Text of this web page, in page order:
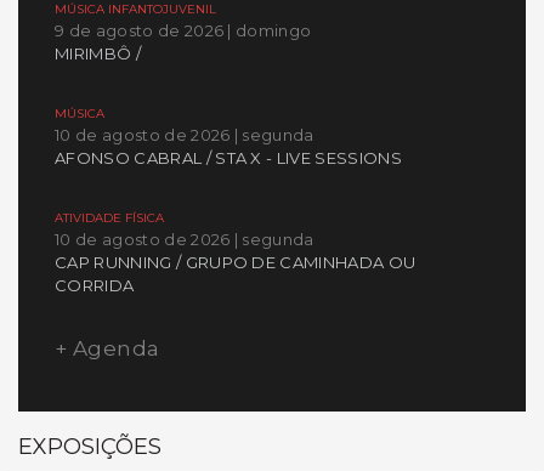
MÚSICA INFANTOJUVENIL
9 de agosto de 2026 | domingo
MIRIMBÔ /
MÚSICA
10 de agosto de 2026 | segunda
AFONSO CABRAL / STA X - LIVE SESSIONS
ATIVIDADE FÍSICA
10 de agosto de 2026 | segunda
CAP RUNNING / GRUPO DE CAMINHADA OU
CORRIDA
+ Agenda
EXPOSIÇÕES